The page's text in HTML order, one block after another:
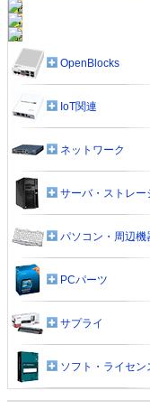
OpenBlocks
IoT関連
ネットワーク
サーバ・ストレー
パソコン・周辺機
PCパーツ
サプライ
ソフト・ライセン